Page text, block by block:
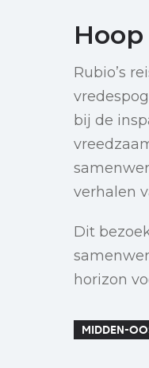
Rubio’s
bij de
verhalen
Dit
horizon
MIDDEN-